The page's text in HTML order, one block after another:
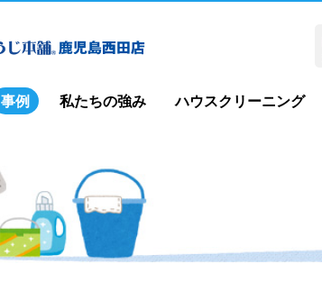
事例 私たちの強み ハウスクリーニング